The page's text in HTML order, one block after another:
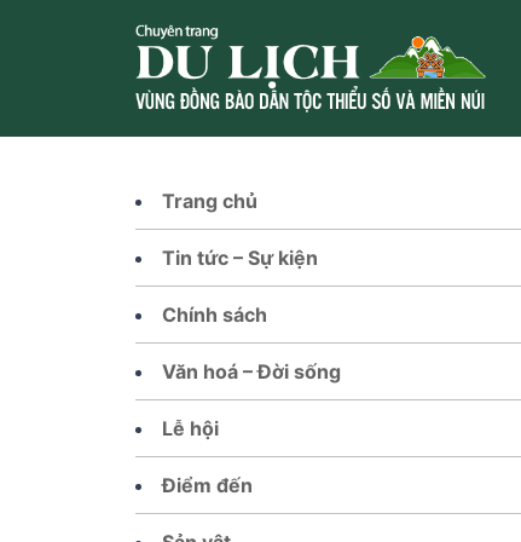
Trang chủ
Tin tức – Sự kiện
Chính sách
Văn hoá – Đời sống
Lễ hội
Điểm đến